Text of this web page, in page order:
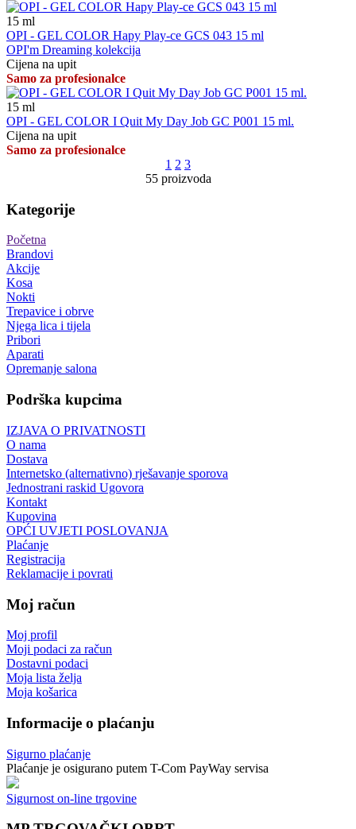
15 ml
OPI - GEL COLOR Hapy Play-ce GCS 043 15 ml
OPI'm Dreaming kolekcija
Cijena na upit
Samo za profesionalce
15 ml
OPI - GEL COLOR I Quit My Day Job GC P001 15 ml.
Cijena na upit
Samo za profesionalce
1 2 3
55 proizvoda
Kategorije
Početna
Brandovi
Akcije
Kosa
Nokti
Trepavice i obrve
Njega lica i tijela
Pribori
Aparati
Opremanje salona
Podrška kupcima
IZJAVA O PRIVATNOSTI
O nama
Dostava
Internetsko (alternativno) rješavanje sporova
Jednostrani raskid Ugovora
Kontakt
Kupovina
OPĆI UVJETI POSLOVANJA
Plaćanje
Registracija
Reklamacije i povrati
Moj račun
Moj profil
Moji podaci za račun
Dostavni podaci
Moja lista želja
Moja košarica
Informacije o plaćanju
Sigurno plaćanje
Plaćanje je osigurano putem T-Com PayWay servisa
Sigurnost on-line trgovine